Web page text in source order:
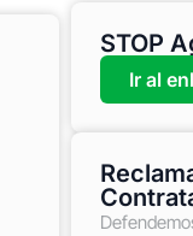
STOP
Ir al